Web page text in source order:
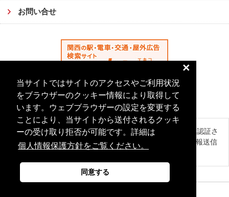
当サイトではサイトのアクセスやご利用状況
をブラウザーのクッキー情報により取得して
います。ウェブブラウザーの設定を変更する
ことにより、当サイトから送付されるクッキ
ーの受け取り拒否が可能です。詳細は
個人情報保護方針をご覧ください。
×
同意する
お問い合せ
このサイトはグローバルサインにより認証さ
れています。SSL対応ページからの情報送信
は暗号化により保護されます。